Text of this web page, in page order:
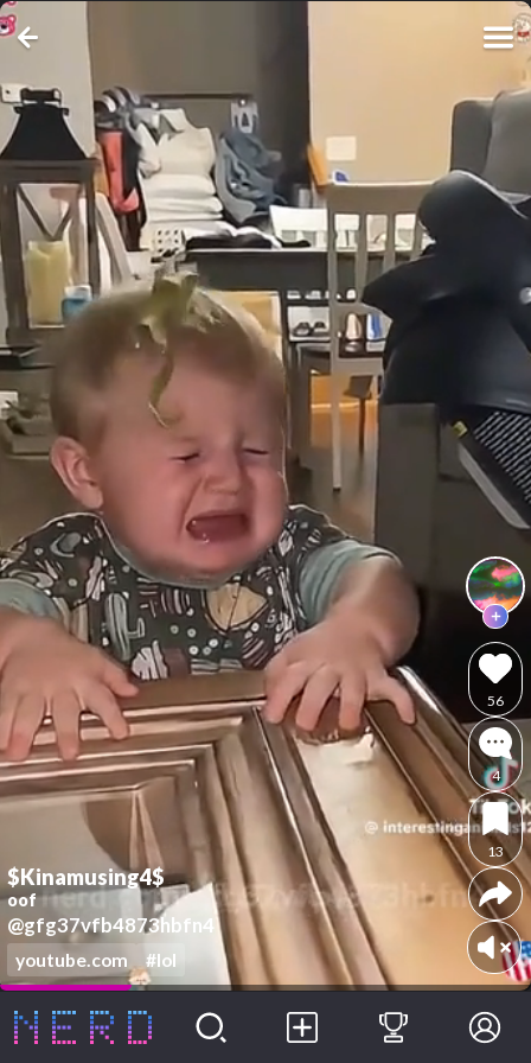
$Kinamusing4$
oof
@gfg37vfb4873hbfn4
youtube.com #lol
56
4
13